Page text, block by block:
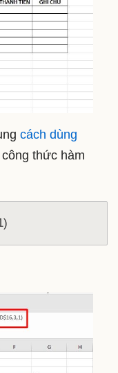
cách dùng
thức hàm